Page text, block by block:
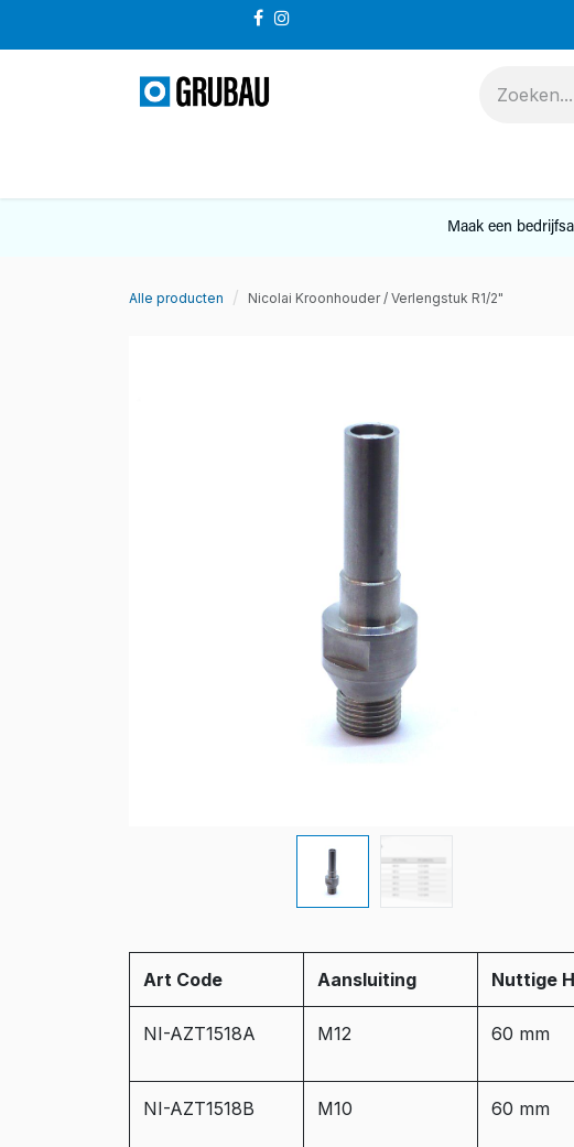
Maak een
Alle producten Nicolai Kroonhouder / Verlengstuk R1/2"
Art Code Aansluiting Nuttige
NI-AZT1518A M12 60 mm
NI-AZT1518B M10 60 mm